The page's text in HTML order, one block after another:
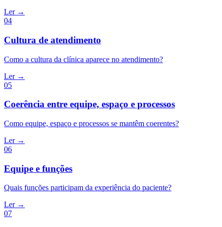
Ler →
04
Cultura de atendimento
Como a cultura da clínica aparece no atendimento?
Ler →
05
Coerência entre equipe, espaço e processos
Como equipe, espaço e processos se mantêm coerentes?
Ler →
06
Equipe e funções
Quais funções participam da experiência do paciente?
Ler →
07